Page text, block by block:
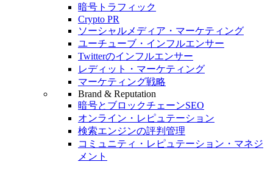
暗号トラフィック
Crypto PR
ソーシャルメディア・マーケティング
ユーチューブ・インフルエンサー
Twitterのインフルエンサー
レディット・マーケティング
マーケティング戦略
Brand & Reputation
暗号とブロックチェーンSEO
オンライン・レピュテーション
検索エンジンの評判管理
コミュニティ・レピュテーション・マネジ
メント